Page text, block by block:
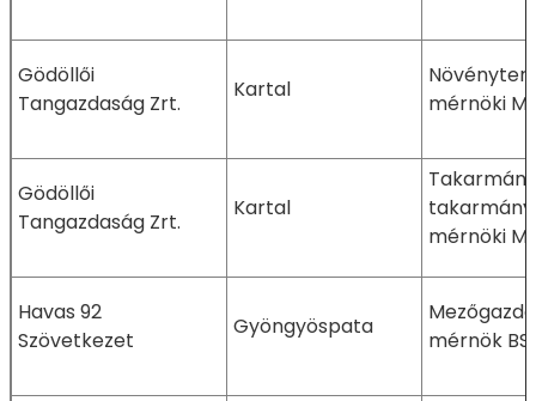
Gödöllői
Tangazdaság Zrt.
Kartal
mérnöki
Gödöllői
Tangazdaság Zrt.
Kartal
mérnöki
Havas 92
Szövetkezet
Gyöngyöspata
mérnök